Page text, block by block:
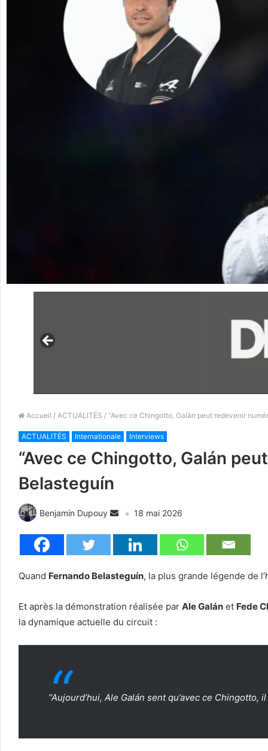
Accueil / ACTUALITÉS / “Avec ce Chingotto, Galán peut redevenir
ACTUALITÉS Internationale Interviews
“Avec ce Chingotto, Galán
Belasteguín
Benjamin Dupouy 18 mai 2026
Quand Fernando Belasteguín, la plus grande légende de
Et après la démonstration réalisée par Ale Galán et Fede
la dynamique actuelle du circuit :
“Aujourd’hui, Ale Galán sent qu’avec ce